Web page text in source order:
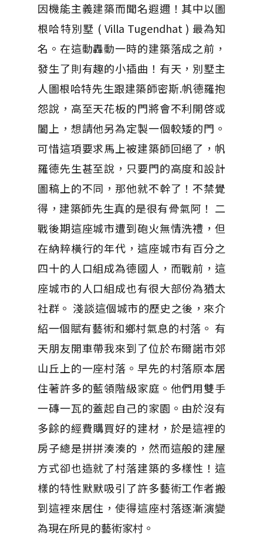
因機能主義建築而聞名遐邇！其中以圖
根哈特別墅 ( Villa Tugendhat ) 最為知
名。在這動轟動一時的建築落成之前，
發生了則有趣的小插曲！有天，別墅主
人圖根哈特先生跟建築師密斯.帆德羅抱
怨說，高至天花板的門將會不利開啓或
闔上，想請他另為定製一個較矮的門。
可惜這項要求馬上被建築師回絕了，帆
羅德先生甚至說，只要門的高度和設計
圖稿上的不同，那他就不幹了！不禁覺
得，建築師先生真的是很有骨氣阿！ 二
戰後期這座城市遭到砲火無情洗禮，但
在納粹橫行的年代，這座城市有百分之
四十的人口組成為德國人，而戰前，這
座城市的人口組成也有很大部份為猶太
社群。 淺談這個城市的歷史之後，來介
紹一個賦有藝術和鄉村氣息的村落。 有
天朋友開車帶我來到了位於布爾諾市郊
山丘上的一座村落。早先的村落原本居
住著許多的藍領階級家庭。他們用雙手
一磚一瓦的蓋起自己的家園。由於沒有
多餘的經費購買好的建材，於是這裡的
房子總是拼拼湊湊的，然而這般的建屋
方式卻也造就了村落建築的多樣性！這
樣的特性默默吸引了許多藝術工作者搬
到這裡來居住，使得這座村落逐漸演變
為現在所見的藝術家村。